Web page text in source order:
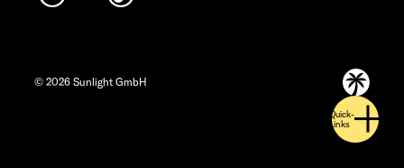
Quick-
Links
© 2026 Sunlight GmbH